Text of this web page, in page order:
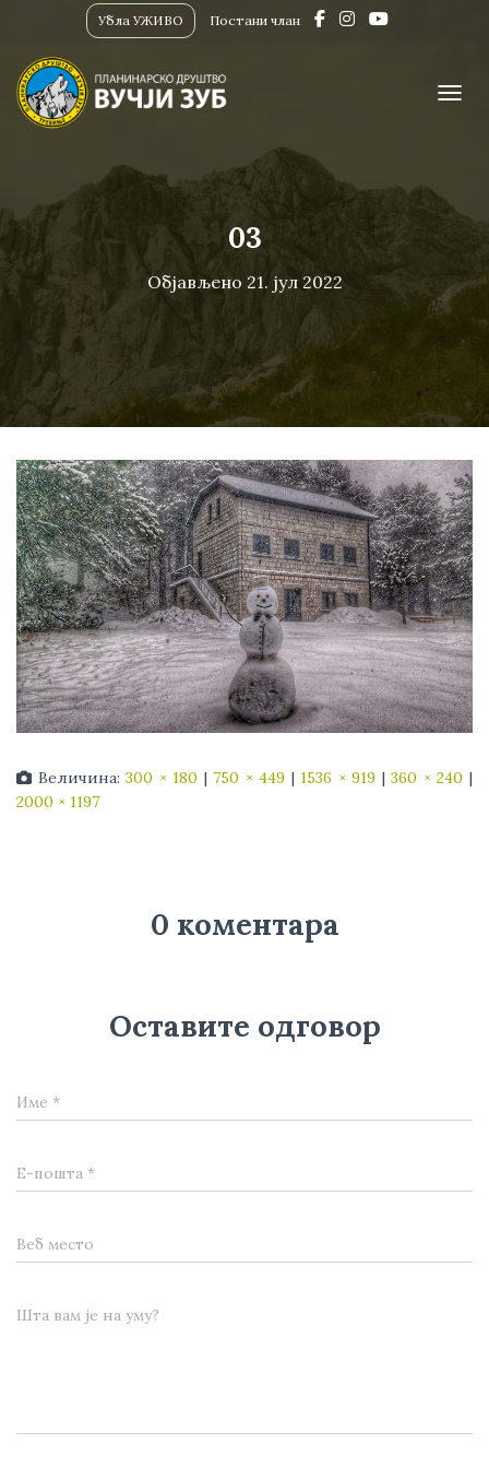
Убла УЖИВО Постани члан
03
Објављено 21. јул 2022
Величина:300 × 180 | 750 × 449 | 1536 × 919 | 360 × 240 |
2000 × 1197
0 коментара
Оставите одговор
Име *
Е-пошта *
Веб место
Шта вам је на уму?